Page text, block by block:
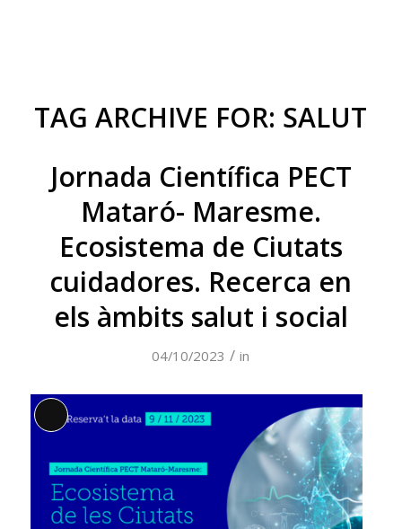
TAG ARCHIVE FOR: SALUT
Jornada Científica PECT
Mataró- Maresme.
Ecosistema de Ciutats
cuidadores. Recerca en
els àmbits salut i social
04/10/2023 / in
Long